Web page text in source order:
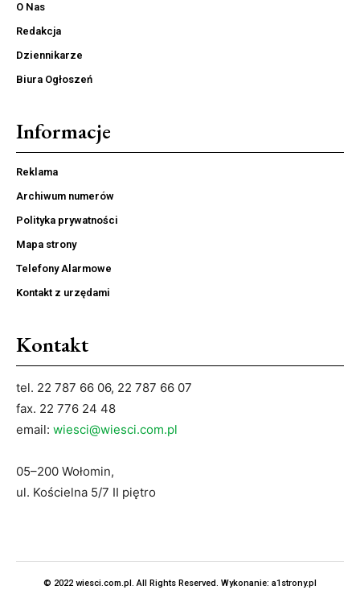
O Nas
Redakcja
Dziennikarze
Biura Ogłoszeń
Informacje
Reklama
Archiwum numerów
Polityka prywatności
Mapa strony
Telefony Alarmowe
Kontakt z urzędami
Kontakt
tel. 22 787 66 06, 22 787 66 07
fax. 22 776 24 48
email: wiesci@wiesci.com.pl
05–200 Wołomin,
ul. Kościelna 5/7 II piętro
© 2022 wiesci.com.pl. All Rights Reserved. Wykonanie: a1strony.pl